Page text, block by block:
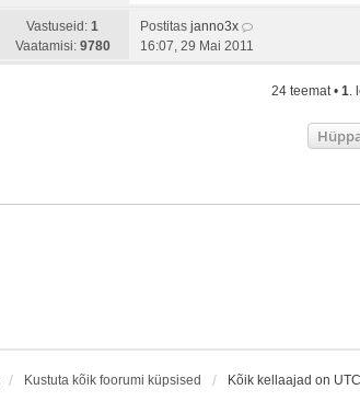
Vastuseid: 1
Vaatamisi: 9780
Postitas janno3x
16:07, 29 Mai 2011
24 teemat • 1.
Kustuta kõik foorumi küpsised Kõik kellaajad on